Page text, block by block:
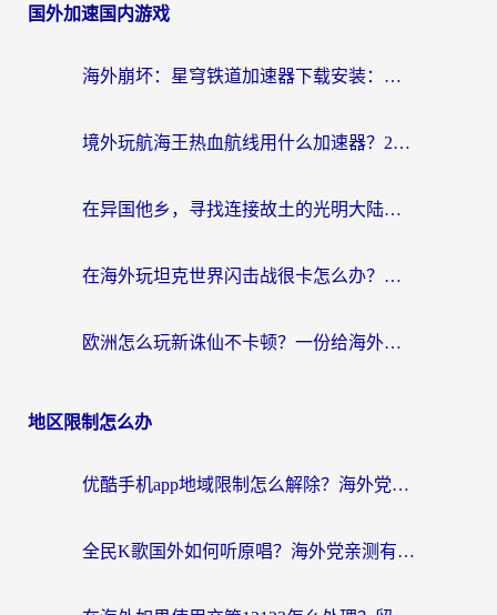
国外加速国内游戏
海外崩坏：星穹铁道加速器下载安装：一份给游子的终极网络指南
境外玩航海王热血航线用什么加速器？2026海外玩家实测最优方案（附欧洲问道堡垒前线加速技巧）
在异国他乡，寻找连接故土的光明大陆免费加速器
在海外玩坦克世界闪击战很卡怎么办？老玩家亲测有效的加速器选择指南
欧洲怎么玩新诛仙不卡顿？一份给海外游子的国服游戏畅玩指南
地区限制怎么办
优酷手机app地域限制怎么解除？海外党亲测有效的追剧方案
全民K歌国外如何听原唱？海外党亲测有效的回国加速器选择指南